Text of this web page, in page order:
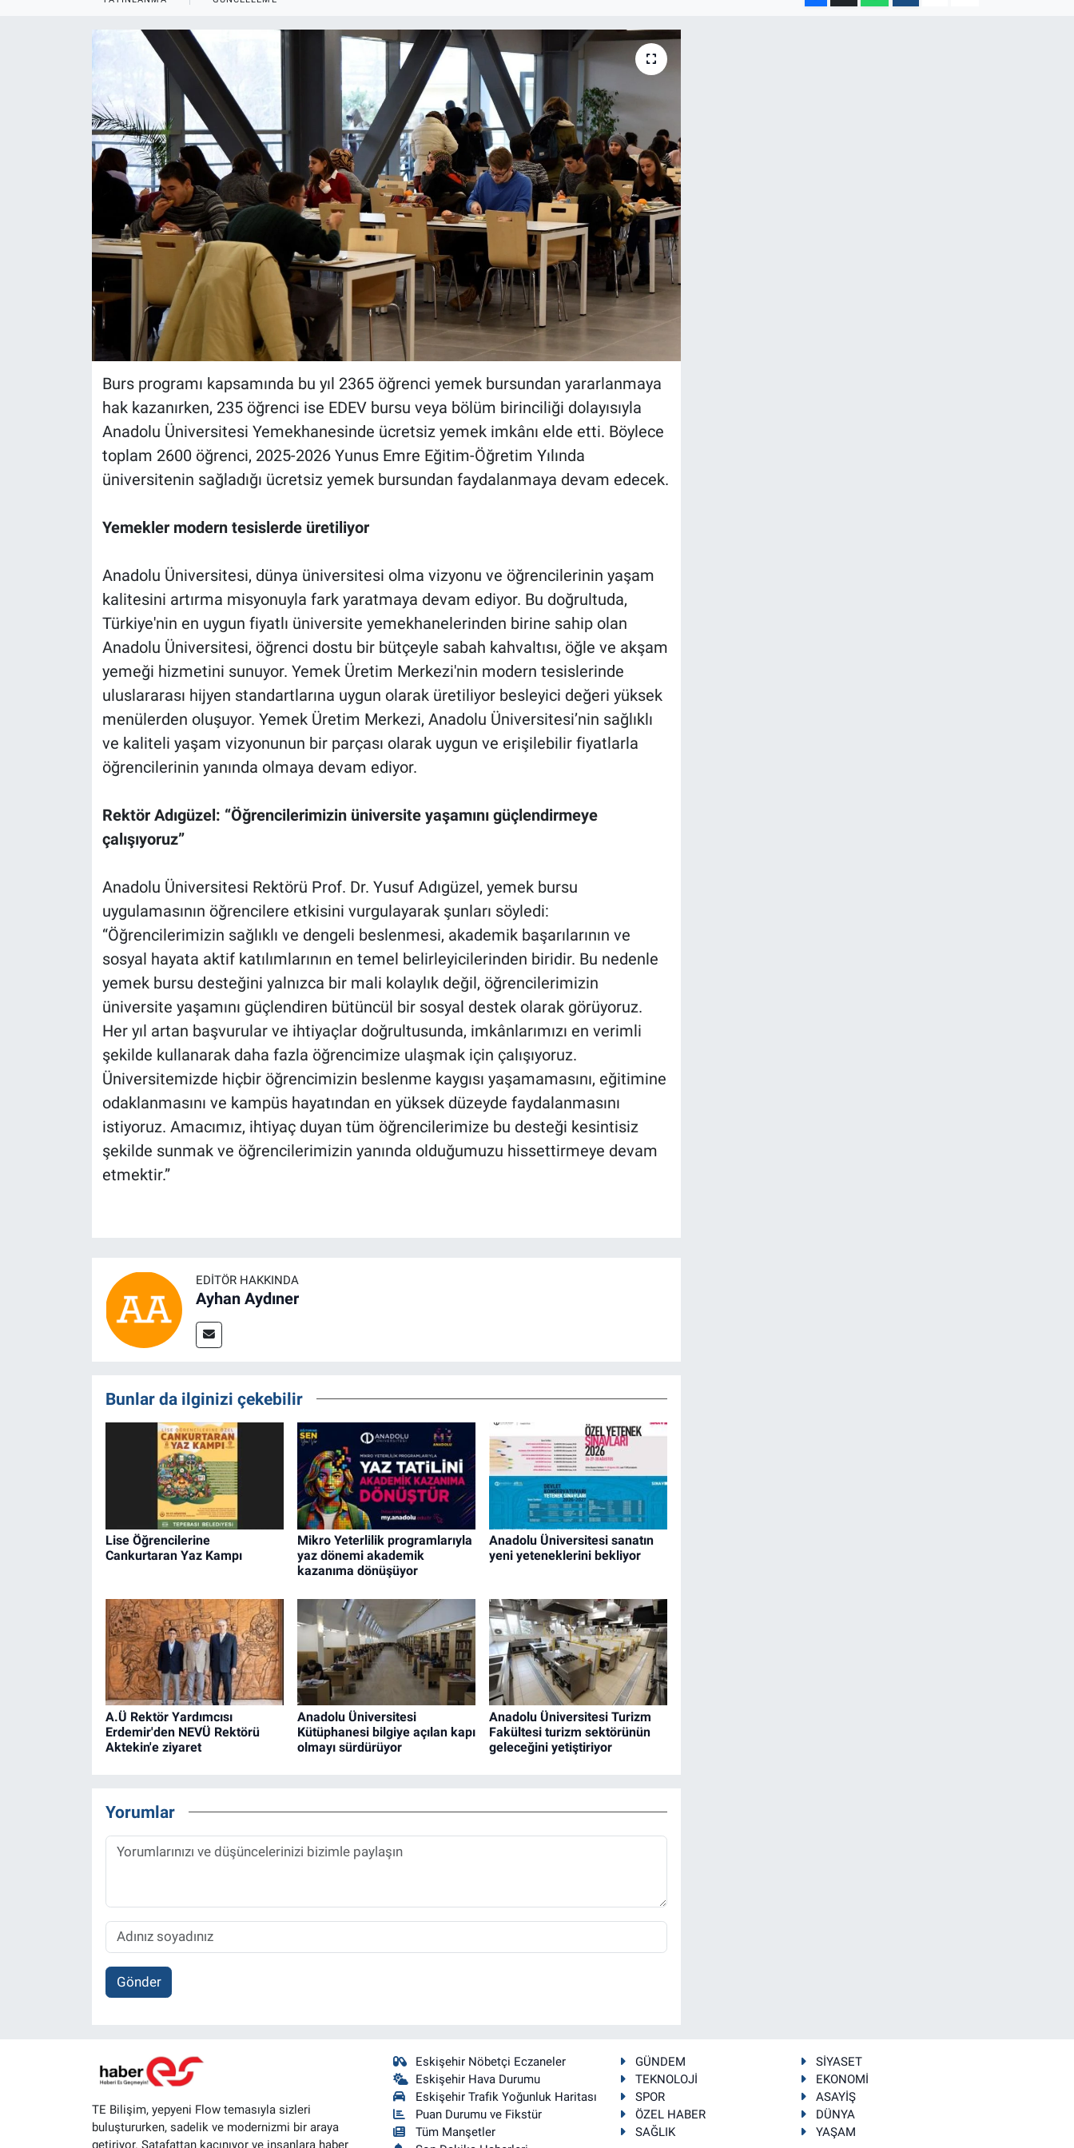
Burs programı kapsamında bu yıl 2365 öğrenci yemek bursundan yararlanmaya
hak kazanırken, 235 öğrenci ise EDEV bursu veya bölüm birinciliği dolayısıyla
Anadolu Üniversitesi Yemekhanesinde ücretsiz yemek imkânı elde etti. Böylece
toplam 2600 öğrenci, 2025-2026 Yunus Emre Eğitim-Öğretim Yılında
üniversitenin sağladığı ücretsiz yemek bursundan faydalanmaya devam edecek.
Yemekler modern tesislerde üretiliyor
Anadolu Üniversitesi, dünya üniversitesi olma vizyonu ve öğrencilerinin yaşam
kalitesini artırma misyonuyla fark yaratmaya devam ediyor. Bu doğrultuda,
Türkiye'nin en uygun fiyatlı üniversite yemekhanelerinden birine sahip olan
Anadolu Üniversitesi, öğrenci dostu bir bütçeyle sabah kahvaltısı, öğle ve akşam
yemeği hizmetini sunuyor. Yemek Üretim Merkezi'nin modern tesislerinde
uluslararası hijyen standartlarına uygun olarak üretiliyor besleyici değeri yüksek
menülerden oluşuyor. Yemek Üretim Merkezi, Anadolu Üniversitesi’nin sağlıklı
ve kaliteli yaşam vizyonunun bir parçası olarak uygun ve erişilebilir fiyatlarla
öğrencilerinin yanında olmaya devam ediyor.
Rektör Adıgüzel: “Öğrencilerimizin üniversite yaşamını güçlendirmeye
çalışıyoruz”
Anadolu Üniversitesi Rektörü Prof. Dr. Yusuf Adıgüzel, yemek bursu
uygulamasının öğrencilere etkisini vurgulayarak şunları söyledi:
“Öğrencilerimizin sağlıklı ve dengeli beslenmesi, akademik başarılarının ve
sosyal hayata aktif katılımlarının en temel belirleyicilerinden biridir. Bu nedenle
yemek bursu desteğini yalnızca bir mali kolaylık değil, öğrencilerimizin
üniversite yaşamını güçlendiren bütüncül bir sosyal destek olarak görüyoruz.
Her yıl artan başvurular ve ihtiyaçlar doğrultusunda, imkânlarımızı en verimli
şekilde kullanarak daha fazla öğrencimize ulaşmak için çalışıyoruz.
Üniversitemizde hiçbir öğrencimizin beslenme kaygısı yaşamamasını, eğitimine
odaklanmasını ve kampüs hayatından en yüksek düzeyde faydalanmasını
istiyoruz. Amacımız, ihtiyaç duyan tüm öğrencilerimize bu desteği kesintisiz
şekilde sunmak ve öğrencilerimizin yanında olduğumuzu hissettirmeye devam
etmektir.”
EDITÖR HAKKINDA
Ayhan Aydıner
Bunlar da ilginizi çekebilir
Lise Öğrencilerine
Cankurtaran Yaz Kampı
Mikro Yeterlilik programlarıyla
yaz dönemi akademik
kazanıma dönüşüyor
Anadolu Üniversitesi sanatın
yeni yeteneklerini bekliyor
A.Ü Rektör Yardımcısı
Erdemir'den NEVÜ Rektörü
Aktekin'e ziyaret
Anadolu Üniversitesi
Kütüphanesi bilgiye açılan kapı
olmayı sürdürüyor
Anadolu Üniversitesi Turizm
Fakültesi turizm sektörünün
geleceğini yetiştiriyor
Yorumlar
Gönder
TE Bilişim, yepyeni Flow temasıyla sizleri
buluştururken, sadelik ve modernizmi bir araya
getiriyor. Şatafattan kaçınıyor ve insanlara haber
Eskişehir Nöbetçi Eczaneler
Eskişehir Hava Durumu
Eskişehir Trafik Yoğunluk Haritası
Puan Durumu ve Fikstür
Tüm Manşetler
GÜNDEM
SİYASET
TEKNOLOJİ
EKONOMİ
SPOR
ASAYİŞ
ÖZEL HABER
DÜNYA
SAĞLIK
YAŞAM